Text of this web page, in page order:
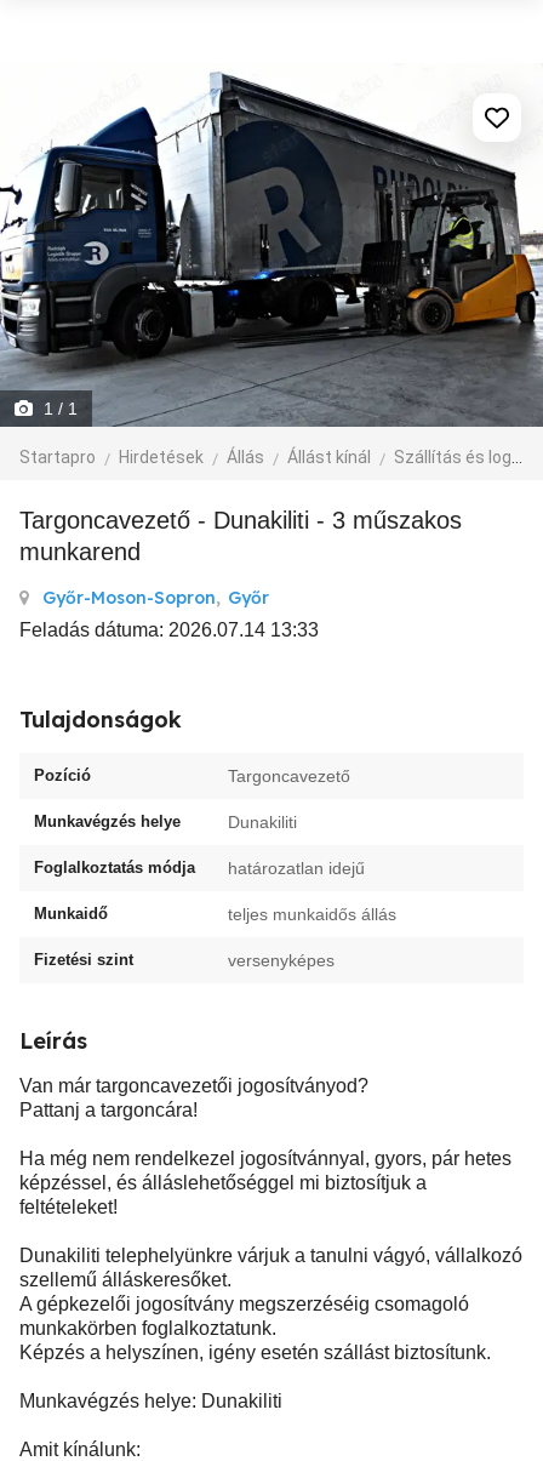
1 / 1
Startapro Hirdetések Állás Állást kínál Szállítás és logisztika
Targoncavezető - Dunakiliti - 3 műszakos
munkarend
Győr-Moson-Sopron, Győr
Feladás dátuma: 2026.07.14 13:33
Tulajdonságok
Pozíció Targoncavezető
Munkavégzés helye Dunakiliti
Foglalkoztatás módja határozatlan idejű
Munkaidő teljes munkaidős állás
Fizetési szint versenyképes
Leírás
Van már targoncavezetői jogosítványod?
Pattanj a targoncára!
Ha még nem rendelkezel jogosítvánnyal, gyors, pár hetes
képzéssel, és álláslehetőséggel mi biztosítjuk a
feltételeket!
Dunakiliti telephelyünkre várjuk a tanulni vágyó, vállalkozó
szellemű álláskeresőket.
A gépkezelői jogosítvány megszerzéséig csomagoló
munkakörben foglalkoztatunk.
Képzés a helyszínen, igény esetén szállást biztosítunk.
Munkavégzés helye: Dunakiliti
Amit kínálunk: